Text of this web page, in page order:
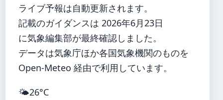
ライブ予報は自動更新されます。
記載のガイダンスは 2026年6月23日
に気象編集部が最終確認しました。
データは気象庁ほか各国気象機関のものを
Open-Meteo 経由で利用しています。
🌤️26°C